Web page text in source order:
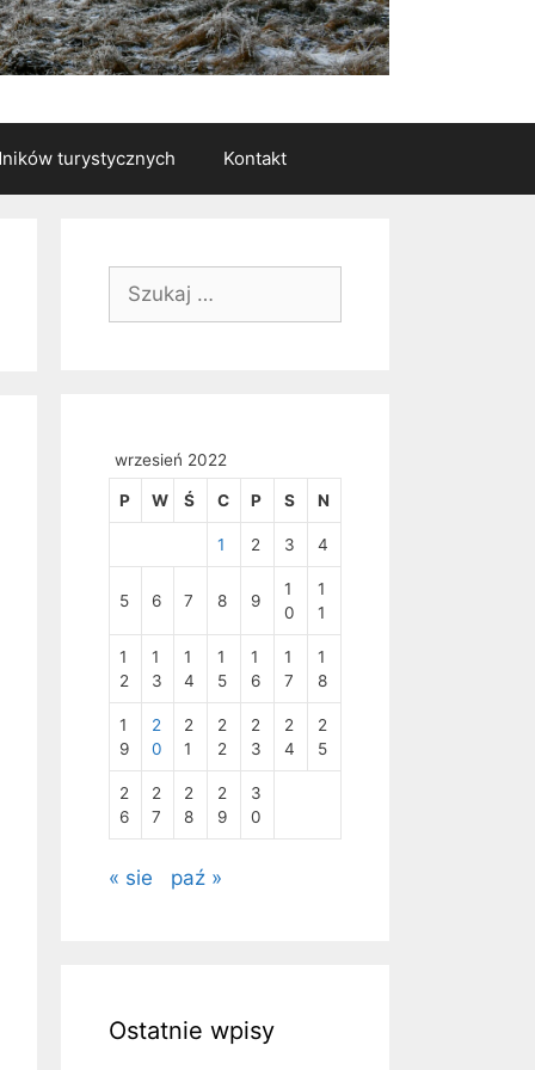
turystycznych Kontakt
wrzesień 2022
P W Ś C P S N
1 2 3 4
5 6 7 8 9
1
0
1
1
1
2
1
3
1
4
1
5
1
6
1
7
1
8
1
9
2
0
2
1
2
2
2
3
2
4
2
5
2
6
2
7
2
8
2
9
3
0
« sie paź »
Ostatnie wpisy